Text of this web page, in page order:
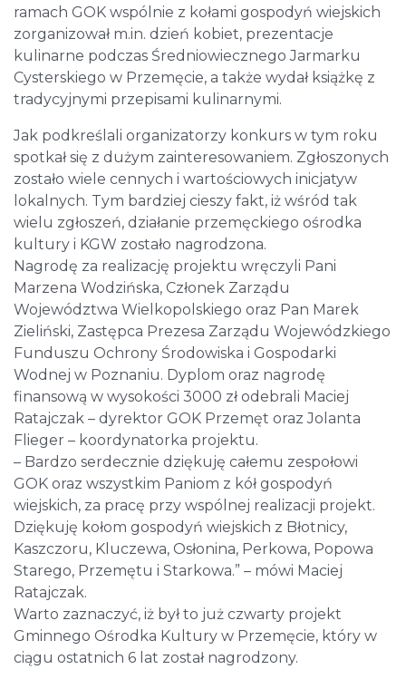
ramach GOK wspólnie z kołami gospodyń wiejskich
zorganizował m.in. dzień kobiet, prezentacje
kulinarne podczas Średniowiecznego Jarmarku
Cysterskiego w Przemęcie, a także wydał książkę z
tradycyjnymi przepisami kulinarnymi.
Jak podkreślali organizatorzy konkurs w tym roku
spotkał się z dużym zainteresowaniem. Zgłoszonych
zostało wiele cennych i wartościowych inicjatyw
lokalnych. Tym bardziej cieszy fakt, iż wśród tak
wielu zgłoszeń, działanie przemęckiego ośrodka
kultury i KGW zostało nagrodzona.
Nagrodę za realizację projektu wręczyli Pani
Marzena Wodzińska, Członek Zarządu
Województwa Wielkopolskiego oraz Pan Marek
Zieliński, Zastępca Prezesa Zarządu Wojewódzkiego
Funduszu Ochrony Środowiska i Gospodarki
Wodnej w Poznaniu. Dyplom oraz nagrodę
finansową w wysokości 3000 zł odebrali Maciej
Ratajczak – dyrektor GOK Przemęt oraz Jolanta
Flieger – koordynatorka projektu.
– Bardzo serdecznie dziękuję całemu zespołowi
GOK oraz wszystkim Paniom z kół gospodyń
wiejskich, za pracę przy wspólnej realizacji projekt.
Dziękuję kołom gospodyń wiejskich z Błotnicy,
Kaszczoru, Kluczewa, Osłonina, Perkowa, Popowa
Starego, Przemętu i Starkowa.” – mówi Maciej
Ratajczak.
Warto zaznaczyć, iż był to już czwarty projekt
Gminnego Ośrodka Kultury w Przemęcie, który w
ciągu ostatnich 6 lat został nagrodzony.